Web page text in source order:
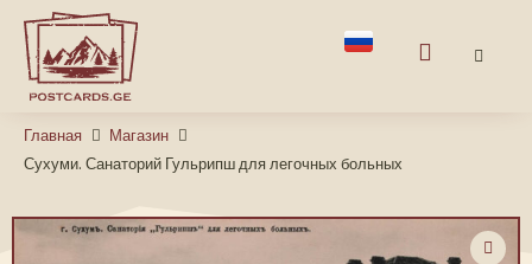
Главная
Магазин
Сухуми. Санаторий Гульрипш для легочных больных